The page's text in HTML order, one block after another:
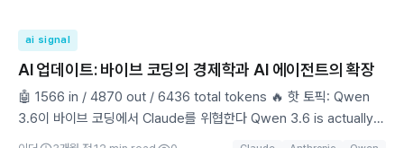
ai signal
AI 업데이트: 바이브 코딩의 경제학과 AI 에이전트의 확장
🤖 1566 in / 4870 out / 6436 total tokens 🔥 핫 토픽: Qwen
3.6이 바이브 코딩에서 Claude를 위협한다 Qwen 3.6 is actually
useful for vibe-coding, and way cheaper than